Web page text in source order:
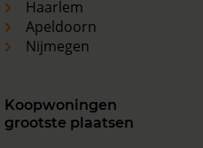
Haarlem
Apeldoorn
Nijmegen
Koopwoningen
grootste plaatsen